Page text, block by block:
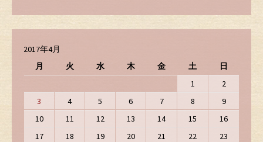
2017年4月
月
火 水 木 金 土 日
1
2
3
4 5 6 7 8
9
10
11 12 13 14 15
16
17
18 19 20 21 22
23